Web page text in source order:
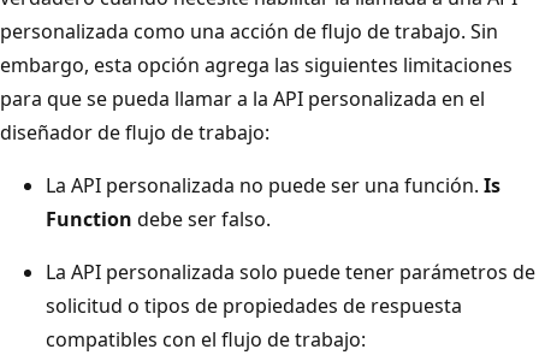
personalizada como una acción de flujo de trabajo. Sin
embargo, esta opción agrega las siguientes limitaciones
para que se pueda llamar a la API personalizada en el
diseñador de flujo de trabajo:
La API personalizada no puede ser una función. Is
Function debe ser falso.
La API personalizada solo puede tener parámetros de
solicitud o tipos de propiedades de respuesta
compatibles con el flujo de trabajo: